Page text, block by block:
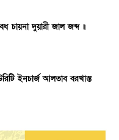
চায়না দুয়ারী জাল জব্দ ॥
ইনচার্জ আলতাব বরখাস্ত